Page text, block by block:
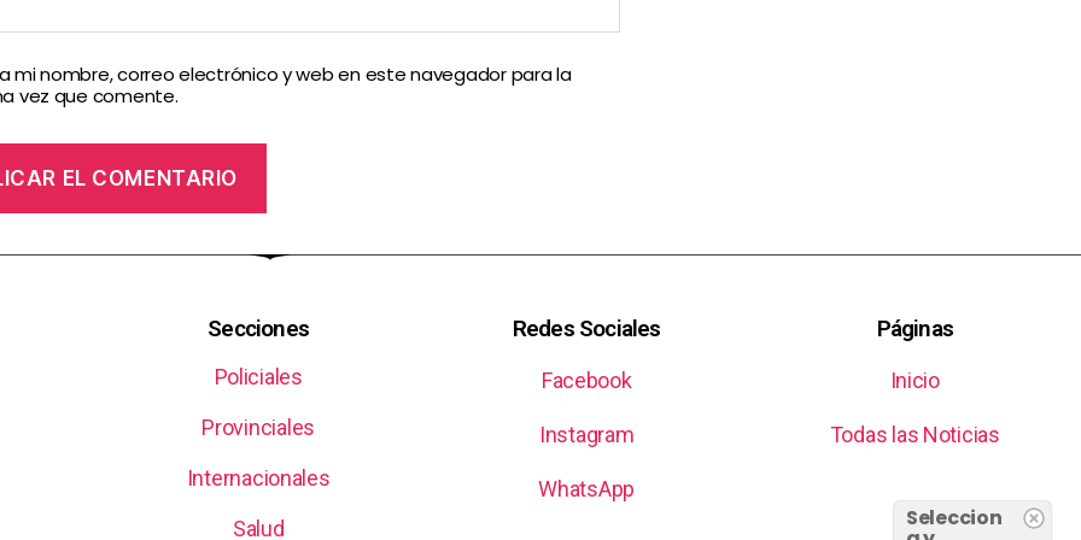
mi nombre, correo electrónico y web en este navegador para la
vez que comente.
Secciones
Policiales
Provinciales
Internacionales
Salud
Redes Sociales
Facebook
Instagram
WhatsApp
Páginas
Inicio
Todas las Noticias
Seleccion